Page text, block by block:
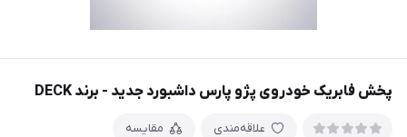
پخش فابریک خودروی پژو پارس داشبورد جدید - برند DECK
علاقه‌مندی مقایسه